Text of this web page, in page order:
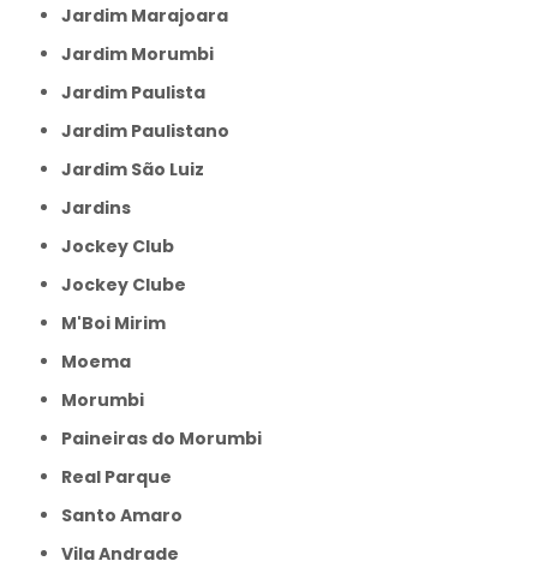
Jardim Marajoara
Jardim Morumbi
Jardim Paulista
Jardim Paulistano
Jardim São Luiz
Jardins
Jockey Club
Jockey Clube
M'Boi Mirim
Moema
Morumbi
Paineiras do Morumbi
Real Parque
Santo Amaro
Vila Andrade